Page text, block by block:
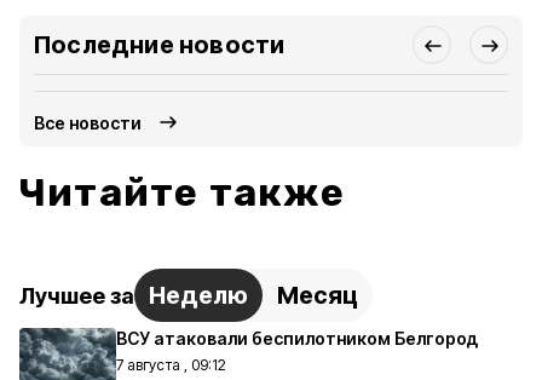
Последние новости
Все новости
Читайте также
Лучшее за Неделю Месяц
ВСУ атаковали беспилотником Белгород
7 августа , 09:12